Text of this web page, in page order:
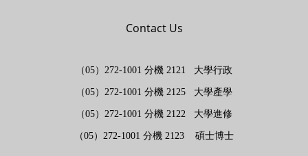
Contact Us
（05）272-1001 分機 2121 大學行政
（05）272-1001 分機 2125 大學產學
（05）272-1001 分機 2122 大學進修
（05）272-1001 分機 2123 碩士博士